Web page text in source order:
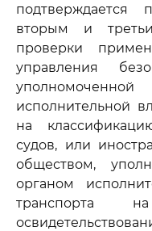
подтверждается
вторым и
проверки
управления
исполнительной
на
судов, или
обществом,
органом
транспорта